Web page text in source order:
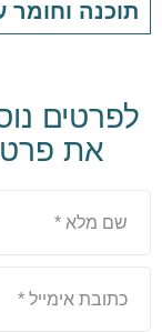
תוכנה וחומר
לפרטים
את